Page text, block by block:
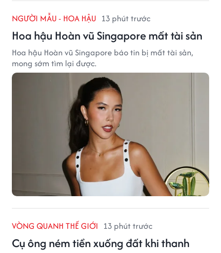
NGƯỜI MẪU - HOA HẬU 13 phút trước
Hoa hậu Hoàn vũ Singapore mất tài sản
Hoa hậu Hoàn vũ Singapore báo tin bị mất tài sản,
mong sớm tìm lại được.
VÒNG QUANH THẾ GIỚI 13 phút trước
Cụ ông ném tiền xuống đất khi thanh